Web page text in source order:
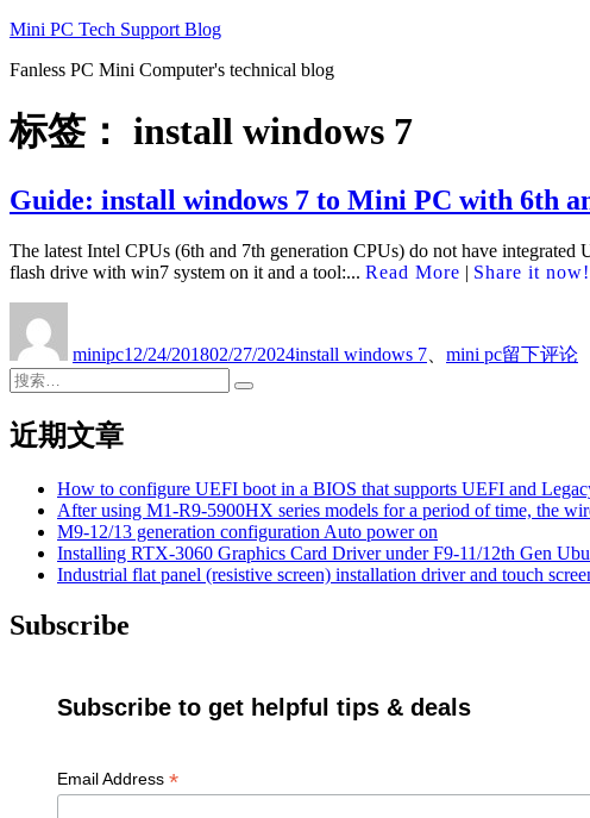
跳
内
Mini PC Tech Support Blog
Fanless PC Mini Computer's technical blog
标签： install windows 7
Guide: install windows 7 to Mini PC with 6th
The latest Intel CPUs (6th and 7th generation CPUs) do not have
flash drive with win7 system on it and a tool:... Read More | Share it now!
minipc于
12/24/201802/27/2024install windows 7
mini pcinstall
with
6th
7th
Core
留下评论
搜
搜
近期文章
How to configure UEFI boot in a BIOS that supports UEFI and
After using M1-R9-5900HX series models for a period of time, the
M9-12/13 generation configuration Auto power on
Installing RTX-3060 Graphics Card Driver under F9-11/12th Gen
Industrial flat panel (resistive screen) installation driver and touch
Subscribe
Subscribe to get helpful tips & deals
Email Address *